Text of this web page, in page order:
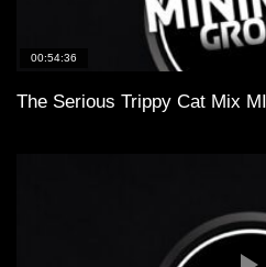
00:54:36
The Serious Trippy Cat Mix